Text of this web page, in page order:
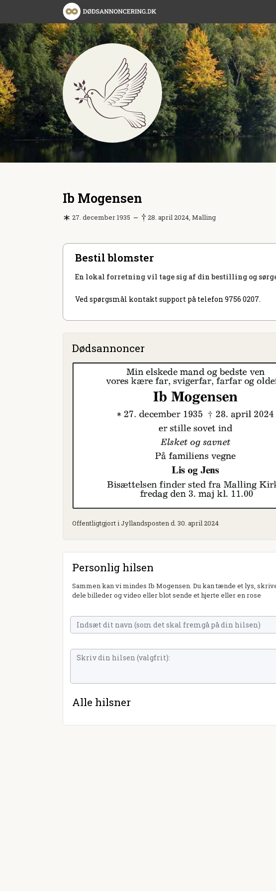
Ib Mogensen
27. december 1935 28. april 2024, Malling
Bestil blomster
En lokal forretning vil tage sig af din bestilling og
Ved spørgsmål kontakt support på telefon 9756 0207.
Dødsannoncer
Offentligtgjort i Jyllandsposten d. 30. april 2024
Personlig hilsen
Sammen kan vi mindes Ib Mogensen. Du kan tænde et lys,
dele billeder og video eller blot sende et hjerte eller en rose
Alle hilsner